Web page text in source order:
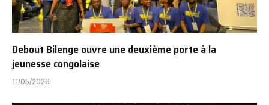
Debout Bilenge ouvre une deuxième porte à la
jeunesse congolaise
11/05/2026